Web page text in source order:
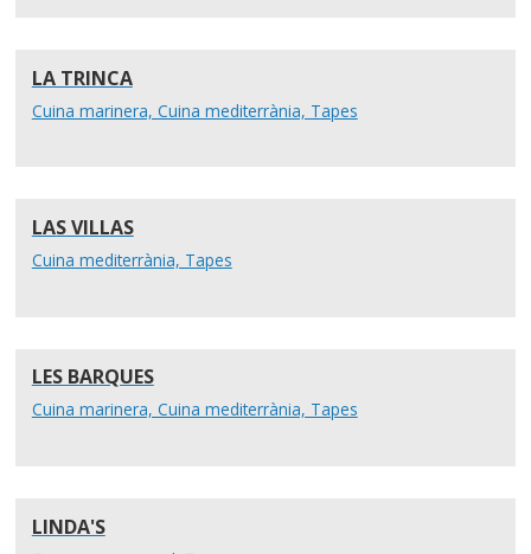
LA TRINCA
Cuina marinera, Cuina mediterrània, Tapes
LAS VILLAS
Cuina mediterrània, Tapes
LES BARQUES
Cuina marinera, Cuina mediterrània, Tapes
LINDA'S